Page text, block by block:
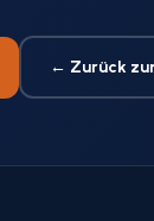
← Zurück